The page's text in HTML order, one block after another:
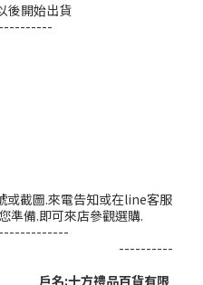
後開始出貨
或截圖.來電告知或在line客服
備.即可來店參觀選購.
988 ----------
名:十方禮品百貨有限